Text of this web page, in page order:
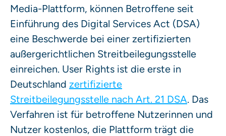
Media-Plattform, können Betroffene seit
Einführung des Digital Services Act (DSA)
eine Beschwerde bei einer zertifizierten
außergerichtlichen Streitbeilegungsstelle
einreichen. User Rights ist die erste in
Deutschland zertifizierte
Streitbeilegungsstelle nach Art. 21 DSA. Das
Verfahren ist für betroffene Nutzerinnen und
Nutzer kostenlos, die Plattform trägt die